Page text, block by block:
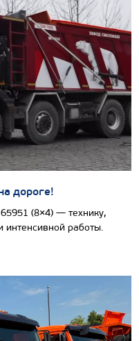
цену
дороге!
(8×4) — технику,
интенсивной работы.